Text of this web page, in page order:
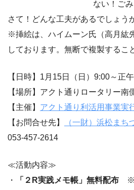
ない！ご
さて！どんな工夫があるでしょう
※挿絵は、ハイムーン氏（高月紘
しております。無断で複製するこ
【日時】1月15日（日）9:00～正
【場所】アクト通りロータリー
【主催】 アクト通り利活用事業実
【お問合せ先】
（一財）浜松まち
053-457-2614
≪活動内容≫
・
「２R実践メモ帳」無料配布 ※